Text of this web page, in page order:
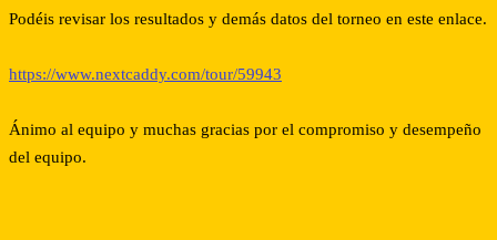
Podéis revisar los resultados y demás datos del torneo en este enlace.
https://www.nextcaddy.com/tour/59943
Ánimo al equipo y muchas gracias por el compromiso y desempeño
del equipo.